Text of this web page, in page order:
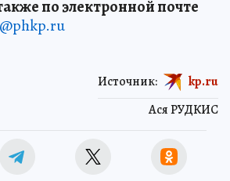
по электронной почте
Ася РУДКИС
Источник: kp.ru